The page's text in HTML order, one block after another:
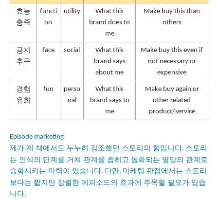
효능
충족
functi
on
utility
What this
brand does to
me
Make buy this than
others
긍지
추구
face social
What this
brand says
about me
Make buy this even if
not necessary or
expensive
경험
유희
fun
perso
nal
What this
brand says to
me
Make buy again or
other related
product/service
Episode marketing
제가 제 책에서도 누누히 강조했던 스토리의 힘입니다. 스토리
는 인식의 단계를 거쳐 관계를 좁히고 동화되는 열망의 관계로
승화시키는 마력이 있습니다. 다만, 마케팅 관점에서는 스토리
보다는 짧지만 강렬한 에피소드의 효과에 주목할 필요가 있습
니다.